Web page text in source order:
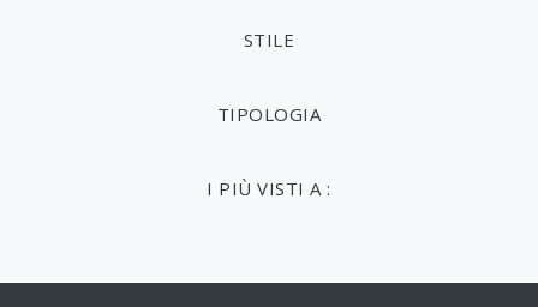
STILE
TIPOLOGIA
I PIÙ VISTI A :